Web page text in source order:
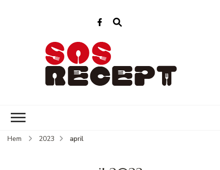
Hem 2023 april